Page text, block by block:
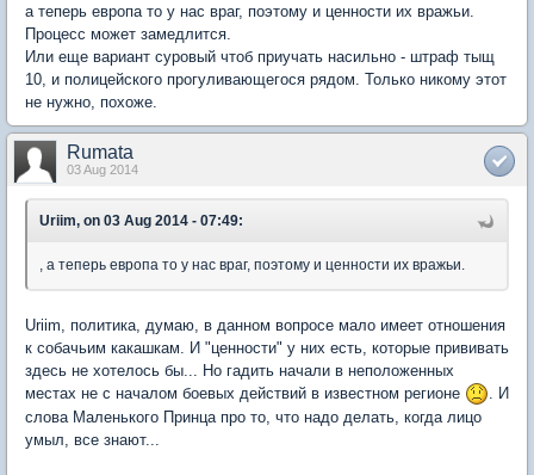
а теперь европа то у нас враг, поэтому и ценности их вражьи.
Процесс может замедлится.
Или еще вариант суровый чтоб приучать насильно - штраф тыщ
10, и полицейского прогуливающегося рядом. Только никому этот
не нужно, похоже.
Rumata
03 Aug 2014
Uriim, on 03 Aug 2014 - 07:49:
, а теперь европа то у нас враг, поэтому и ценности их вражьи.
Uriim, политика, думаю, в данном вопросе мало имеет отношения
к собачьим какашкам. И "ценности" у них есть, которые прививать
здесь не хотелось бы... Но гадить начали в неположенных
местах не с началом боевых действий в известном регионе
. И
слова Маленького Принца про то, что надо делать, когда лицо
умыл, все знают...